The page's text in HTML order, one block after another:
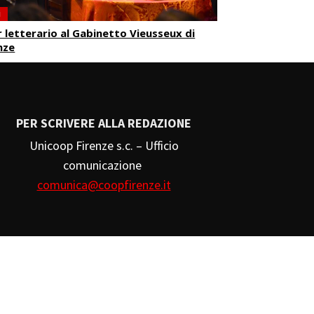
letterario al Gabinetto Vieusseux di
PER SCRIVERE ALLA REDAZIONE
Unicoop Firenze s.c. – Ufficio
comunicazione
comunica@coopfirenze.it